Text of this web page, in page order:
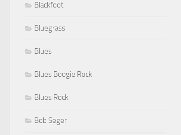
Blackfoot
Bluegrass
Blues
Blues Boogie Rock
Blues Rock
Bob Seger